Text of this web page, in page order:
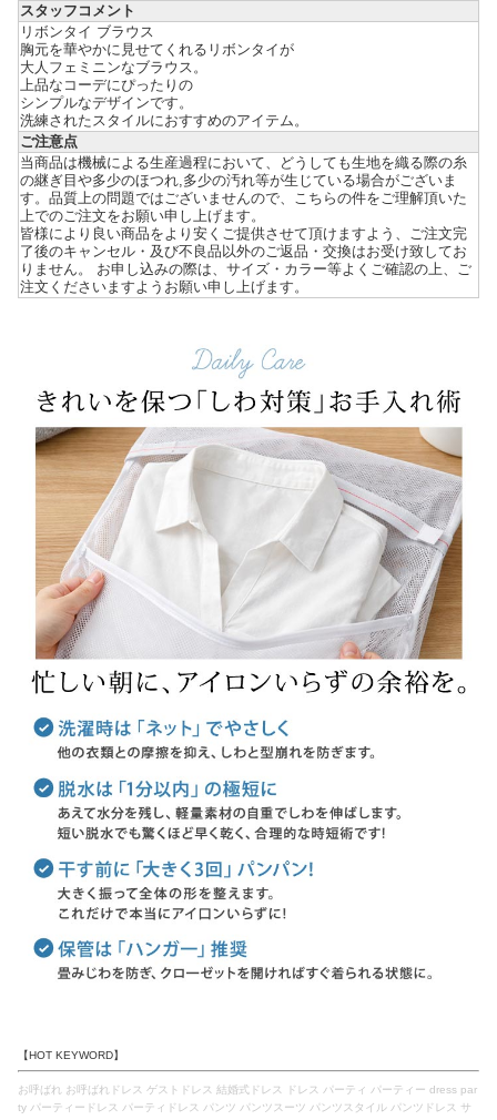
スタッフコメント
リボンタイ ブラウス
胸元を華やかに見せてくれるリボンタイが
大人フェミニンなブラウス。
上品なコーデにぴったりの
シンプルなデザインです。
洗練されたスタイルにおすすめのアイテム。
ご注意点
当商品は機械による生産過程において、どうしても生地を織る際の糸
の継ぎ目や多少のほつれ,多少の汚れ等が生じている場合がございま
す。品質上の問題ではございませんので、こちらの件をご理解頂いた
上でのご注文をお願い申し上げます。
皆様により良い商品をより安くご提供させて頂けますよう、ご注文完
了後のキャンセル・及び不良品以外のご返品・交換はお受け致してお
りません。 お申し込みの際は、サイズ・カラー等よくご確認の上、ご
注文くださいますようお願い申し上げます。
【HOT KEYWORD】
お呼ばれ お呼ばれドレス ゲストドレス 結婚式ドレス ドレス パーティ パーティー dress par
ty パーティードレス パーティドレス パンツ パンツスーツ パンツスタイル パンツドレス サ